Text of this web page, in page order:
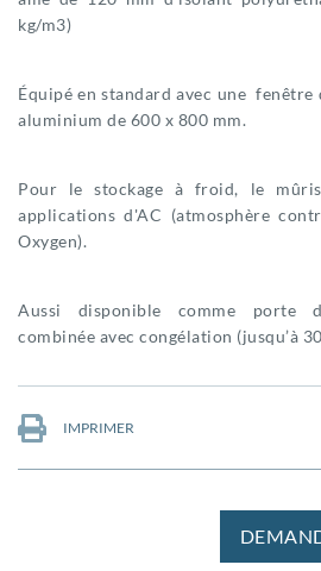
kg/m3)
Équipé en standard avec une
aluminium de 600 x 800 mm.
Pour le stockage à froid, le
applications d'AC (atmosphère
Oxygen).
Aussi disponible comme porte
combinée avec congélation (jusqu’à
IMPRIMER